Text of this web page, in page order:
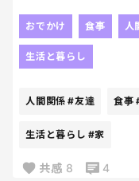
おやつや差しいれ
一応ママと知り合
ってくれるのですが
おでかけ 食事 人
生活と暮らし
人間関係 #友達 食事
生活と暮らし #家
共感 8 4